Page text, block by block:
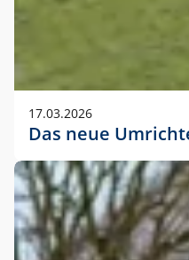
17.03.2026
Das neue